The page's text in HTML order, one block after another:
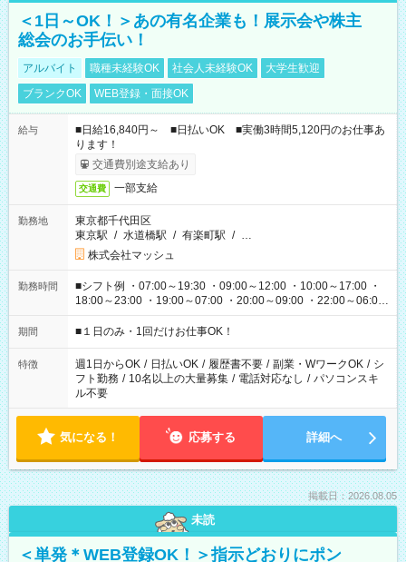
＜1日～OK！＞あの有名企業も！展示会や株主
総会のお手伝い！
アルバイト 職種未経験OK 社会人未経験OK
大学生歓迎
ブランクOK
WEB登録・面接OK
給与
■日給16,840円～ ■日払いOK ■実働3時間5,120円のお仕事あ
ります！
交通費別途支給あり
交通費 一部支給
勤務地
東京都千代田区
東京駅 / 水道橋駅 / 有楽町駅 / …
株式会社マッシュ
勤務時間
■シフト例 ・07:00～19:30 ・09:00～12:00 ・10:00～17:00 ・
18:00～23:00 ・19:00～07:00 ・20:00～09:00 ・22:00～06:00
etc ★最短で3時間で5,120円のお仕事から 15時間で2万円近く稼
げるお仕事も！ ご希望のお時間に合わせてご紹介！ ※シフトは
ください！
期間 ■１日のみ・1回だけお仕事OK！
特徴 週1日からOK / 日払いOK / 履歴書不要 / 副業・WワークOK / シ
フト勤務 / 10名以上の大量募集 / 電話対応なし / パソコンスキ
ル不要
気になる！ 応募する 詳細へ
掲載日：2026.08.05
未読
＜単発＊WEB登録OK！＞指示どおりにポン